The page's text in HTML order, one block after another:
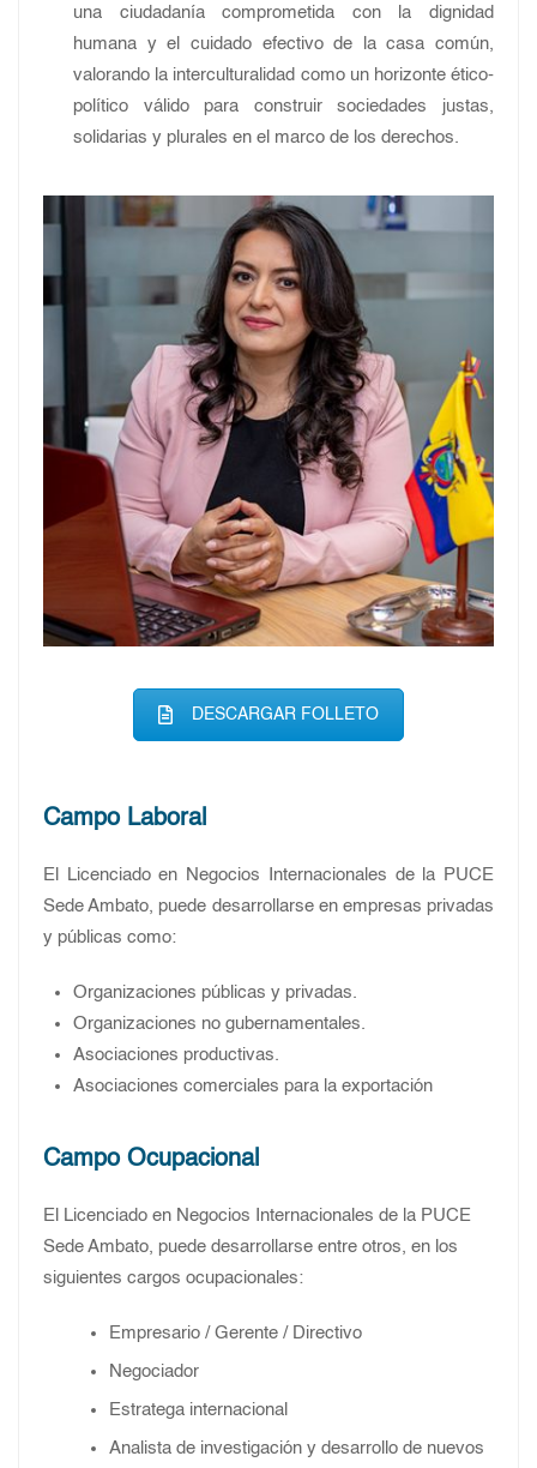
una ciudadanía comprometida con la dignidad
humana y el cuidado efectivo de la casa común,
valorando la interculturalidad como un horizonte ético-
político válido para construir sociedades justas,
solidarias y plurales en el marco de los derechos.
DESCARGAR FOLLETO
Campo Laboral
El Licenciado en Negocios Internacionales de la PUCE
Sede Ambato, puede desarrollarse en empresas privadas
y públicas como:
Organizaciones públicas y privadas.
Organizaciones no gubernamentales.
Asociaciones productivas.
Asociaciones comerciales para la exportación
Campo Ocupacional
El Licenciado en Negocios Internacionales de la PUCE
Sede Ambato, puede desarrollarse entre otros, en los
siguientes cargos ocupacionales:
Empresario / Gerente / Directivo
Negociador
Estratega internacional
Analista de investigación y desarrollo de nuevos